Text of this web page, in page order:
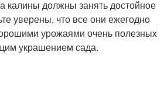
калины должны занять достойное
уверены, что все они ежегодно
урожаями очень полезных
украшением сада.